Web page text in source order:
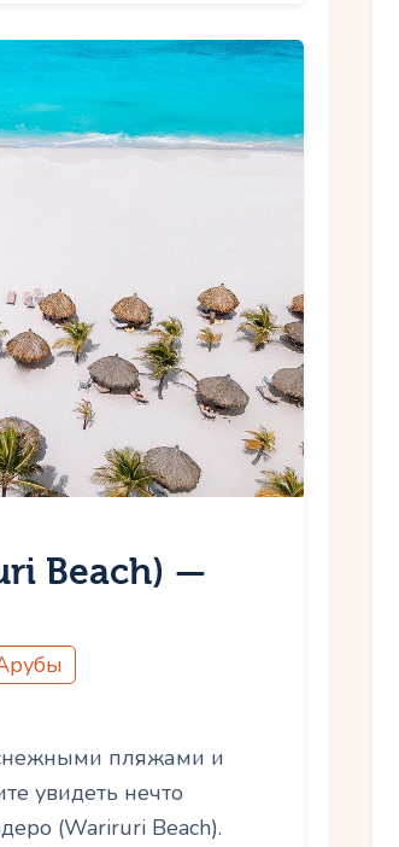
Beach) —
пляжами и
увидеть нечто
(Wariruri Beach).